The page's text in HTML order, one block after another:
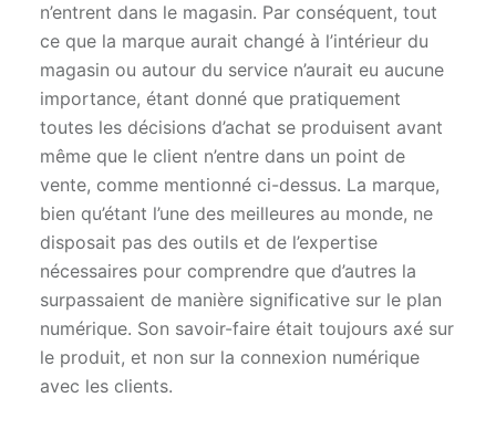
n’entrent dans le magasin. Par conséquent, tout
ce que la marque aurait changé à l’intérieur du
magasin ou autour du service n’aurait eu aucune
importance, étant donné que pratiquement
toutes les décisions d’achat se produisent avant
même que le client n’entre dans un point de
vente, comme mentionné ci-dessus. La marque,
bien qu’étant l’une des meilleures au monde, ne
disposait pas des outils et de l’expertise
nécessaires pour comprendre que d’autres la
surpassaient de manière significative sur le plan
numérique. Son savoir-faire était toujours axé sur
le produit, et non sur la connexion numérique
avec les clients.